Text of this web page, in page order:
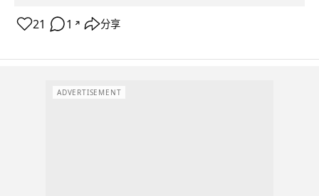
21 1 ↗ 分享
ADVERTISEMENT